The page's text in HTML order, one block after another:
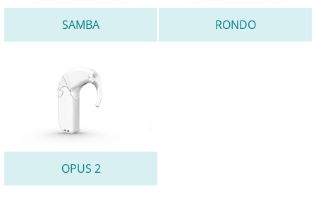
SAMBA RONDO
OPUS 2